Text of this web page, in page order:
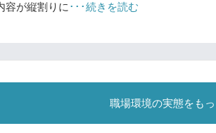
容が縦割りに ･･･続きを読む
職場環境の実態をも